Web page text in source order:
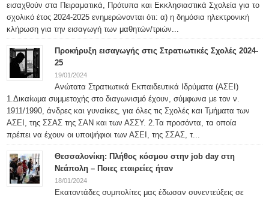
εισαχθούν στα Πειραματικά, Πρότυπα και Εκκλησιαστικά Σχολεία για το
σχολικό έτος 2024-2025 ενημερώνονται ότι: α) η δημόσια ηλεκτρονική
κλήρωση για την εισαγωγή των μαθητών/τριών...
Προκήρυξη εισαγωγής στις Στρατιωτικές Σχολές 2024-
25
19/01/2024
Ανώτατα Στρατιωτικά Εκπαιδευτικά Ιδρύματα (ΑΣΕΙ)
1.Δικαίωμα συμμετοχής στο διαγωνισμό έχουν, σύμφωνα με τον ν.
1911/1990, άνδρες και γυναίκες, για όλες τις Σχολές και Τμήματα των
ΑΣΕΙ, της ΣΣΑΣ της ΣΑΝ και των ΑΣΣΥ. 2.Τα προσόντα, τα οποία
πρέπει να έχουν οι υποψήφιοι των ΑΣΕΙ, της ΣΣΑΣ, τ...
Θεσσαλονίκη: Πλήθος κόσμου στην job day στη
Νεάπολη – Ποιες εταιρείες ήταν
18/01/2024
Εκατοντάδες συμπολίτες μας έδωσαν συνεντεύξεις σε